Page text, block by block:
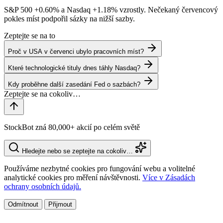
S&P 500 +0.60% a Nasdaq +1.18% vzrostly. Nečekaný červencový
pokles míst podpořil sázky na nižší sazby.
Zeptejte se na to
Proč v USA v červenci ubylo pracovních míst?
Které technologické tituly dnes táhly Nasdaq?
Kdy proběhne další zasedání Fed o sazbách?
StockBot zná 80,000+ akcií po celém světě
Hledejte nebo se zeptejte na cokoliv…
Používáme nezbytné cookies pro fungování webu a volitelné
analytické cookies pro měření návštěvnosti. Více v Zásadách
ochrany osobních údajů.
Odmítnout Přijmout